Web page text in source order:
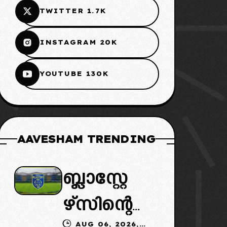
TWITTER 1.7K
INSTAGRAM 20K
YOUTUBE 130K
AAVESHAM TRENDING
ബ്ലാസ്റ്റേ
ഴ്സിന്റെ
AUG 06, 2026,